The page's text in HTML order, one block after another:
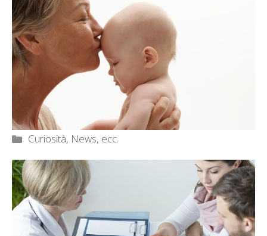
Categorie
Curiosità, News, ecc.